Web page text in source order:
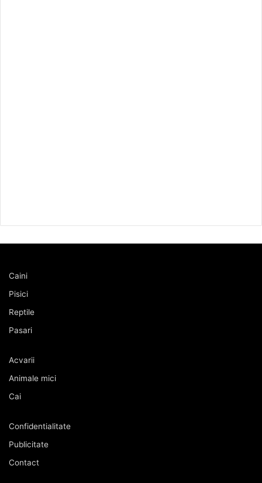
Caini
Pisici
Reptile
Pasari
Acvarii
Animale mici
Cai
Confidentialitate
Publicitate
Contact